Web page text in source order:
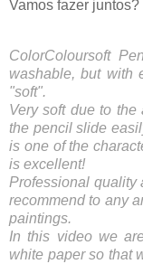
Vamos fazer juntos?
ColorColoursoft
washable, but with
"soft".
Very soft due to
the pencil slide
is one of the
is excellent!
Professional quality
recommend to any
paintings.
In this video we
white paper so that